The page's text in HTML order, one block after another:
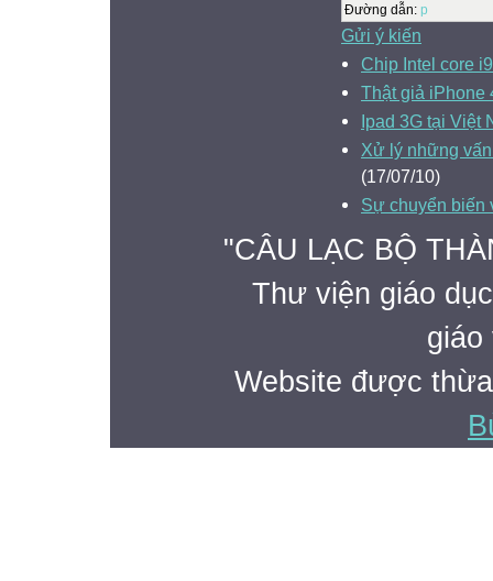
Đường dẫn: p
Gửi ý kiến
Chip Intel core
Thật giả iPhone
Ipad 3G tại Việt
Xử lý những
(17/07/10)
Sự chuyển biến
"CÂU LẠC BỘ
Thư viện giáo
giáo
Website được